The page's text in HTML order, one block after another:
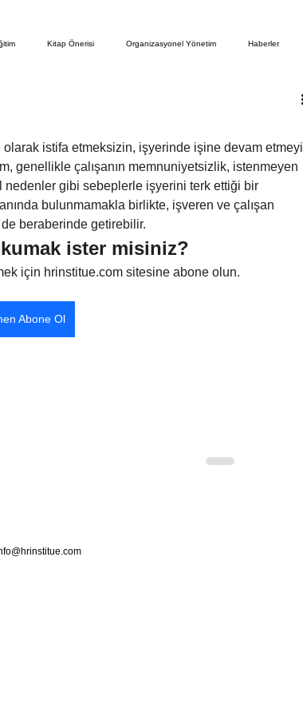
Kitap Önerisi Organizasyonel Yönetim Haberler
olarak istifa etmeksizin, işyerinde işine devam etmeyi
genellikle çalışanın memnuniyetsizlik, istenmeyen
nedenler gibi sebeplerle işyerini terk ettiği bir
bulunmamakla birlikte, işveren ve çalışan
beraberinde getirebilir.
ister misiniz?
için hrinstitue.com sitesine abone olun.
Abone Ol